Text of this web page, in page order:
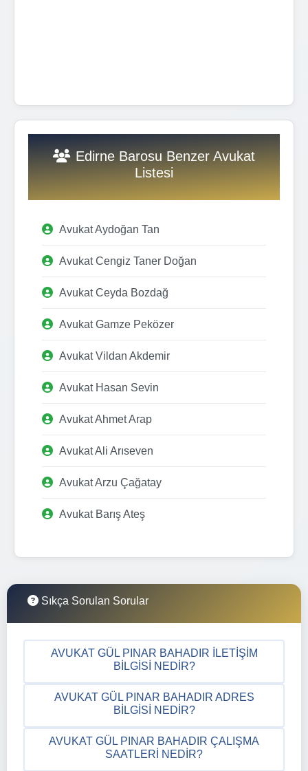
Edirne Barosu Benzer Avukat
Listesi
Avukat Aydoğan Tan
Avukat Cengiz Taner Doğan
Avukat Ceyda Bozdağ
Avukat Gamze Peközer
Avukat Vildan Akdemir
Avukat Hasan Sevin
Avukat Ahmet Arap
Avukat Ali Arıseven
Avukat Arzu Çağatay
Avukat Barış Ateş
Sıkça Sorulan Sorular
AVUKAT GÜL PINAR BAHADIR İLETIŞIM
BILGISI NEDIR?
AVUKAT GÜL PINAR BAHADIR ADRES
BILGISI NEDIR?
AVUKAT GÜL PINAR BAHADIR ÇALIŞMA
SAATLERI NEDIR?